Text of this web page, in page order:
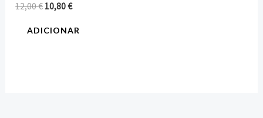
12,00€ 10,80€
ADICIONAR